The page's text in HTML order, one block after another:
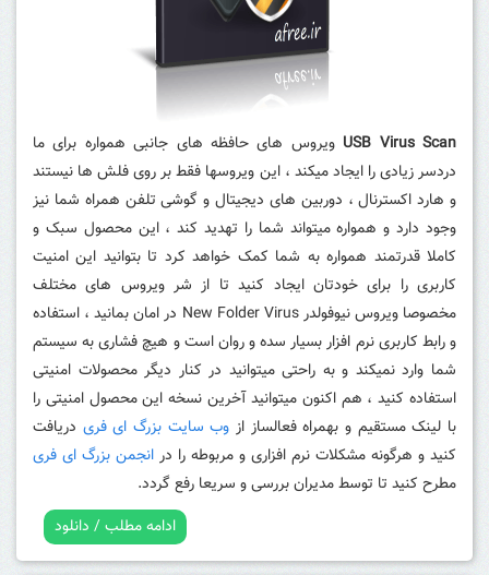
USB Virus Scan ویروس های حافظه های جانبی همواره برای ما
دردسر زیادی را ایجاد میکند ، این ویروسها فقط بر روی فلش ها نیستند
و هارد اکسترنال ، دوربین های دیجیتال و گوشی تلفن همراه شما نیز
وجود دارد و همواره میتواند شما را تهدید کند ، این محصول سبک و
کاملا قدرتمند همواره به شما کمک خواهد کرد تا بتوانید این امنیت
کاربری را برای خودتان ایجاد کنید تا از شر ویروس های مختلف
مخصوصا ویروس نیوفولدر New Folder Virus در امان بمانید ، استفاده
و رابط کاربری نرم افزار بسیار سده و روان است و هیچ فشاری به سیستم
شما وارد نمیکند و به راحتی میتوانید در کنار دیگر محصولات امنیتی
استفاده کنید ، هم اکنون میتوانید آخرین نسخه این محصول امنیتی را
با لینک مستقیم و بهمراه فعالساز از وب سایت بزرگ ای فری دریافت
کنید و هرگونه مشکلات نرم افزاری و مربوطه را در انجمن بزرگ ای فری
مطرح کنید تا توسط مدیران بررسی و سریعا رفع گردد.
ادامه مطلب / دانلود